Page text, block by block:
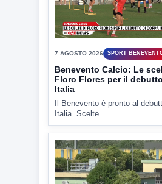
7 AGOSTO 2026
Miasmi e Calore, l'ASL
attraverso il Comune
Nessuna nuova moria di
criticità igienico-sanitaria nel...